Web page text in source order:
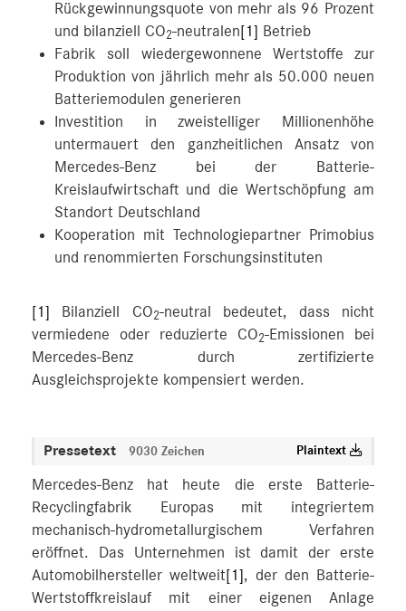
Rückgewinnungsquote von mehr als 96 Prozent
und bilanziell CO2-neutralen[1] Betrieb
Fabrik soll wiedergewonnene Wertstoffe zur
Produktion von jährlich mehr als 50.000 neuen
Batteriemodulen generieren
Investition in zweistelliger Millionenhöhe
untermauert den ganzheitlichen Ansatz von
Mercedes-Benz bei der Batterie-
Kreislaufwirtschaft und die Wertschöpfung am
Standort Deutschland
Kooperation mit Technologiepartner Primobius
und renommierten Forschungsinstituten
[1] Bilanziell CO2-neutral bedeutet, dass nicht
vermiedene oder reduzierte CO2-Emissionen bei
Mercedes-Benz durch zertifizierte
Ausgleichsprojekte kompensiert werden.
Pressetext 9030 Zeichen Plaintext
Mercedes-Benz hat heute die erste Batterie-
Recyclingfabrik Europas mit integriertem
mechanisch-hydrometallurgischem Verfahren
eröffnet. Das Unternehmen ist damit der erste
Automobilhersteller weltweit[1], der den Batterie-
Wertstoffkreislauf mit einer eigenen Anlage